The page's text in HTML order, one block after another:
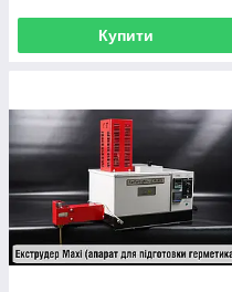
Купити